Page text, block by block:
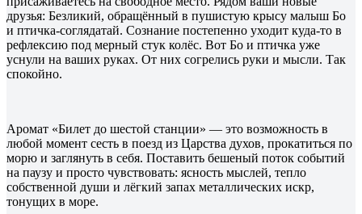
друзья: Безликий, обращённый в пушистую крысу малыш Бо
и птичка-соглядатай. Сознание постепенно уходит куда-то в
рефлексию под мерный стук колёс. Вот Бо и птичка уже
уснули на ваших руках. От них согрелись руки и мысли. Так
спокойно.
Аромат «Билет до шестой станции» — это возможность в
любой момент сесть в поезд из Царства духов, прокатиться по
морю и заглянуть в себя. Поставить бешеный поток событий
на паузу и просто чувствовать: ясность мыслей, тепло
собственной души и лёгкий запах металлических искр,
тонущих в море.